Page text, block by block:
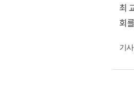
최
회
기